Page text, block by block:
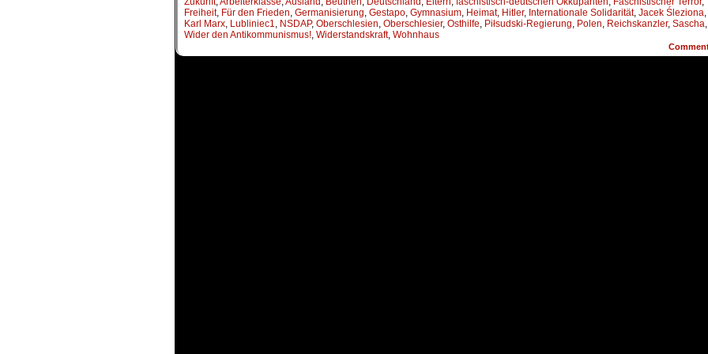
Freiheit, Für den Frieden, Germanisierung, Gestapo, Gymnasium, Heimat, Hitler, Internationale Solidarität, Jacek Śleziona,
Karl Marx, Lubliniec1, NSDAP, Oberschlesien, Oberschlesier, Osthilfe, Piłsudski-Regie­rung, Polen, Reichskanzler, Sascha,
Wider den Antikommunismus!, Widerstandskraft, Wohnhaus